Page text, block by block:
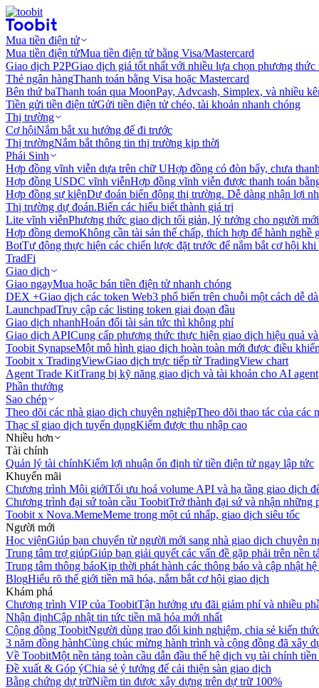
Mua tiền điện tử
Mua tiền điện tửMua tiền điện tử bằng Visa/Mastercard
Giao dịch P2PGiao dịch giá tốt nhất với nhiều lựa chọn phương thức
Thẻ ngân hàngThanh toán bằng Visa hoặc Mastercard
Bên thứ baThanh toán qua MoonPay, Advcash, Simplex, và nhiều
Tiền gửi tiền điện tửGửi tiền điện tử chéo, tài khoản nhanh chóng
Thị trường
Cơ hộiNắm bắt xu hướng để đi trước
Thị trườngNắm bắt thông tin thị trường kịp thời
Phái Sinh
Hợp đồng vĩnh viễn dựa trên chữ UHợp đồng có đòn bẩy, chưa
Hợp đồng USDC vĩnh viễnHợp đồng vĩnh viễn được thanh toán
Hợp đồng sự kiệnDự đoán biến động thị trường. Dễ dàng nhận lợi
Thị trường dự đoán.Biến các hiểu biết thành giá trị
Lite vĩnh viễnPhương thức giao dịch tối giản, lý tưởng cho người
Hợp đồng demoKhông cần tài sản thế chấp, thích hợp để hành nghề
BotTự động thực hiện các chiến lược đặt trước để nắm bắt cơ hội
TradFi
Giao dịch
Giao ngayMua hoặc bán tiền điện tử nhanh chóng
DEX +Giao dịch các token Web3 phổ biến trên chuỗi một cách dễ
LaunchpadTruy cập các listing token giai đoạn đầu
Giao dịch nhanhHoán đổi tài sản tức thì không phí
Giao dịch APICung cấp phương thức thực hiện giao dịch hiệu quả
Toobit SynapseMột mô hình giao dịch hoàn toàn mới được điều
Toobit x TradingViewGiao dịch trực tiếp từ TradingView chart
Agent Trade KitTrang bị kỹ năng giao dịch và tài khoản cho AI agent
Phần thưởng
Sao chép
Theo dõi các nhà giao dịch chuyên nghiệpTheo dõi thao tác của các
Thạc sĩ giao dịch tuyển dụngKiếm được thu nhập cao
Nhiều hơn
Tài chính
Quản lý tài chínhKiếm lợi nhuận ổn định từ tiền điện tử ngay lập tức
Khuyến mãi
Chương trình Môi giớiTối ưu hoá volume API và hạ tầng giao dịch
Chương trình đại sứ toàn cầu ToobitTrở thành đại sứ và nhận những
Toobit x Nova.MemeMeme trong một cú nhấp, giao dịch siêu tốc
Người mới
Học việnGiúp bạn chuyển từ người mới sang nhà giao dịch chuyên
Trung tâm trợ giúpGiúp bạn giải quyết các vấn đề gặp phải trên nền
Trung tâm thông báoKịp thời phát hành các thông báo và cập nhật
BlogHiểu rõ thế giới tiền mã hóa, nắm bắt cơ hội giao dịch
Khám phá
Chương trình VIP của ToobitTận hưởng ưu đãi giảm phí và nhiều
Nhận địnhCập nhật tin tức tiền mã hóa mới nhất
Cộng đồng ToobitNgười dùng trao đổi kinh nghiệm, chia sẻ kiến
3 năm đồng hànhCùng chúc mừng hành trình và cộng đồng đã xây
Về ToobitMột nền tảng toàn cầu dẫn đầu thế hệ dịch vụ tài chính
Đề xuất & Góp ýChia sẻ ý tưởng để cải thiện sàn giao dịch
Bằng chứng dự trữNiềm tin được xây dựng trên dự trữ 100%